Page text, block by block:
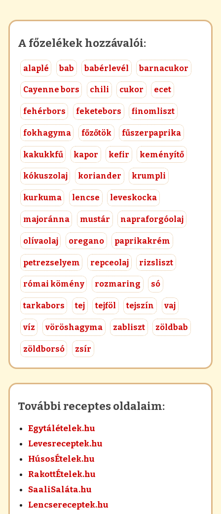
A főzelékek hozzávalói:
alaplé bab babérlevél barnacukor
Cayenne bors chili cukor ecet
fehérbors feketebors finomliszt
fokhagyma főzőtök fűszerpaprika
kakukkfű kapor kefir keményítő
kókuszolaj koriander krumpli
kurkuma lencse leveskocka
majoránna mustár napraforgóolaj
olívaolaj oregano paprikakrém
petrezselyem repceolaj rizsliszt
római kömény rozmaring só
tarkabors tej tejföl tejszín vaj
víz vöröshagyma zabliszt zöldbab
zöldborsó zsír
További receptes oldalaim:
Egytálételek.hu
Levesreceptek.hu
HúsosÉtelek.hu
RakottÉtelek.hu
SaaliSaláta.hu
Lencsereceptek.hu